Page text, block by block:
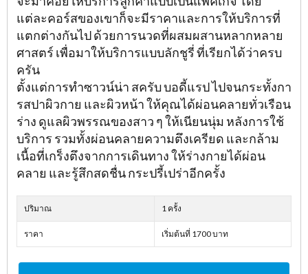
แต่ละคอร์สของเขาก็จะมีราคาและการให้บริการที่
แตกต่างกันไป ด้วยการนวดที่ผสมผสานหลากหลาย
ศาสตร์ เพื่อมาให้บริการแบบลักชูรี่ ที่เรียกได้ว่าครบ
ครัน
ตั้งแต่การทำซาวน์น่า สครับ บอดี้แรป ไปจนกระทั้งกา
รสปาผิวกาย และผิวหน้า ให้คุณได้ผ่อนคลายทั่วเรือน
ร่าง ดูแลผิวพรรณของสาว ๆ ให้เนียนนุ่ม หลังการใช้
บริการ รวมทั้งผ่อนคลายความตึงเครียด และกล้าม
เนื้อที่เกร็งตึงจากการเดินทาง ให้ร่างกายได้ผ่อน
คลาย และรู้สึกสดชื่น กระปรี้เปร่าอีกครั้ง
ปริมาณ 1 ครั้ง
ราคา เริ่มต้นที่ 1700 บาท